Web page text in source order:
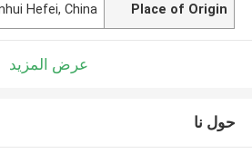
Place of Origin
Hefei, China
عرض المزيد
حول نا